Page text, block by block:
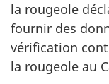
la rougeole
fournir des
vérification
la rougeole au